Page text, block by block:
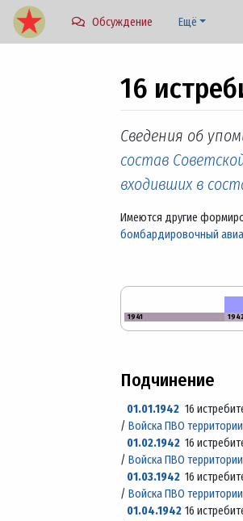
Обсуждение Ещё
16
Перейти к:навигация,
Сведения об
состав
входивших в
Имеются другие
бомбардировочный
1941 1942
Подчинение
01.01.194216
/ Войска ПВО
01.02.194216
/ Войска ПВО
01.03.194216
/ Войска ПВО
01.04.194216